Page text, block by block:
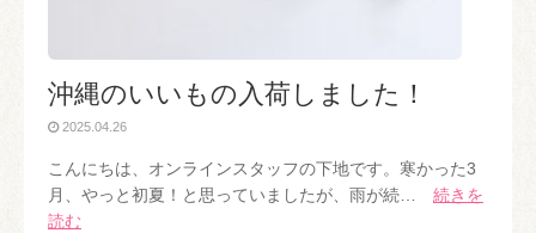
沖縄のいいもの入荷しました！
2025.04.26
こんにちは、オンラインスタッフの下地です。寒かった3
月、やっと初夏！と思っていましたが、雨が続… 続きを
読む